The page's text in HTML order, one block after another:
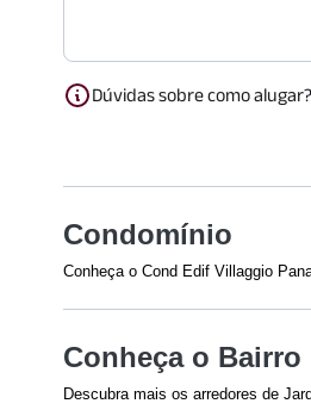
Dúvidas sobre como
Condomínio
Conheça o Cond Edif Villaggio
Visitantes
Acesso 24 Horas
Conheça o Bairro
Descubra mais os arredores de